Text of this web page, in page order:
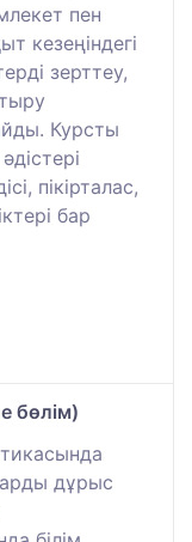
пен
кезеңіндегі
зерттеу,
Курсты
пікірталас,
бар
бөлім)
дұрыс